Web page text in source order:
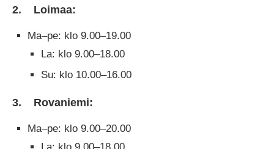
2. Loimaa:
Ma–pe: klo 9.00–19.00
La: klo 9.00–18.00
Su: klo 10.00–16.00
3. Rovaniemi:
Ma–pe: klo 9.00–20.00